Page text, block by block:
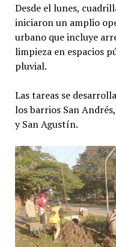
Desde el lunes,
iniciaron un amplio
urbano que incluye
limpieza en espacios
pluvial.
Las tareas se
los barrios San
y San Agustín.